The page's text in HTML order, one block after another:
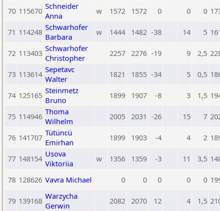
70 115670 Schneider
Anna
w 1572 1572 0 0 0
71 114248 Schwarhofer
Barbara
w 1444 1482 -38 14 5
72 113403 Schwarhofer
Christopher
2257 2276 -19 9 2,5
73 113614 Sepetavc
Walter
1821 1855 -34 5 0,5
74 125165 Steinmetz
Bruno
1899 1907 -8 3 1,5
75 114946 Thoma
Wilhelm
2005 2031 -26 15 7
76 141707 Tütüncü
Emirhan
1899 1903 -4 4 2
77 148154 Usova
Viktoriia
w 1356 1359 -3 11 3,5
78 128626 Vavra Michael 0 0 0 0 0
79 139168 Warzycha
Gerwin
2082 2070 12 4 1,5